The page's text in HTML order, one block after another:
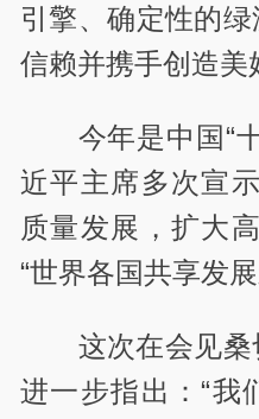
引擎、确定性的
信赖并携手创造美
今年是中国“
近平主席多次宣
质量发展，扩大
“世界各国共享发展
这次在会见
进一步指出：“我